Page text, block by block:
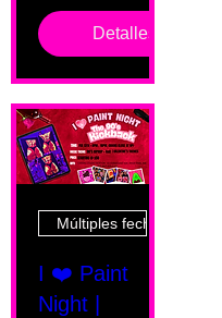
Detalles
Múltiples fechas
I ❤️ Paint
Night |